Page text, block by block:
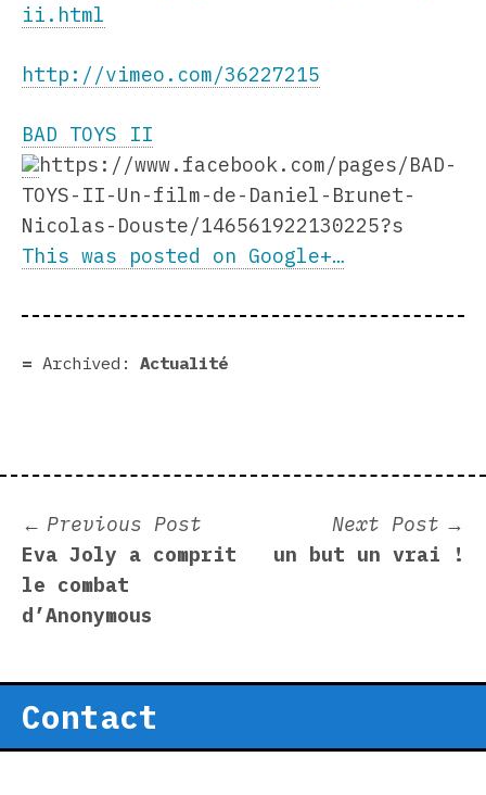
ii.html
http://vimeo.com/36227215
BAD TOYS II
https://www.facebook.com/pages/BAD-
TOYS-II-Un-film-de-Daniel-Brunet-
Nicolas-Douste/146561922130225?s
This was posted on Google+…
Archived: Actualité
Post
navigation
Previous Post
post:
Eva Joly a comprit
le combat
d’Anonymous
Next Post
un but un vrai !
Contact